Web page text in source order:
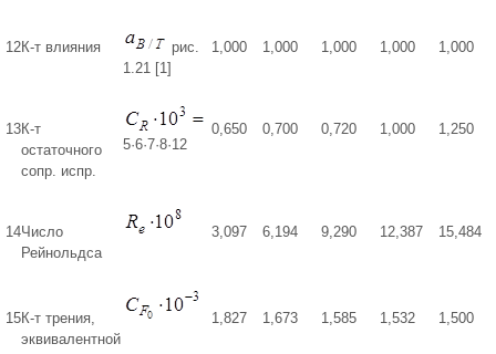
12К-т влияния
рис.
1.21 [1]
1,000 1,000 1,000 1,000 1,000
13К-т
остаточного
сопр. испр.
5·6·7·8·12
0,650 0,700 0,720 1,000 1,250
14Число
Рейнольдса
3,097 6,194 9,290 12,387 15,484
15К-т трения,
эквивалентной
1,827 1,673 1,585 1,532 1,500